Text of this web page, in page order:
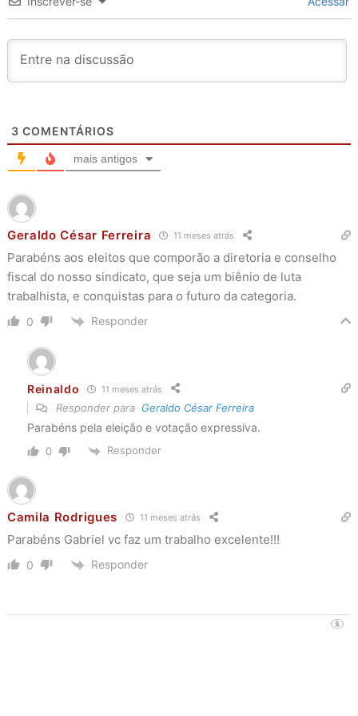
3 COMENTÁRIOS
mais antigos
Geraldo César Ferreira 11 meses atrás
Parabéns aos eleitos que comporão a diretoria e conselho
fiscal do nosso sindicato, que seja um biênio de luta
trabalhista, e conquistas para o futuro da categoria.
0 Responder
Reinaldo 11 meses atrás
Responder para Geraldo César Ferreira
Parabéns pela eleição e votação expressiva.
0 Responder
Camila Rodrigues 11 meses atrás
Parabéns Gabriel vc faz um trabalho excelente!!!
0 Responder